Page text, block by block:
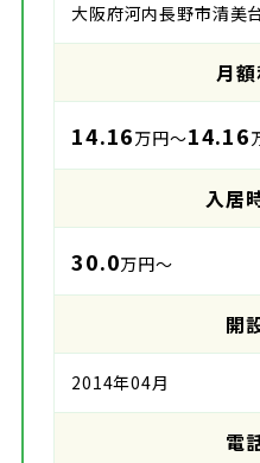
大阪府河内長野市清美
月
14.16万円～14.16
入居
30.0万円～
開
2014年04月
電